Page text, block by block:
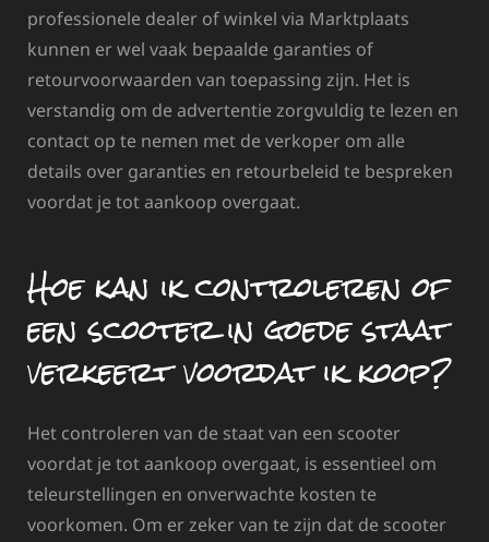
professionele dealer of winkel via Marktplaats
kunnen er wel vaak bepaalde garanties of
retourvoorwaarden van toepassing zijn. Het is
verstandig om de advertentie zorgvuldig te lezen en
contact op te nemen met de verkoper om alle
details over garanties en retourbeleid te bespreken
voordat je tot aankoop overgaat.
Hoe kan ik controleren of
een scooter in goede staat
verkeert voordat ik koop?
Het controleren van de staat van een scooter
voordat je tot aankoop overgaat, is essentieel om
teleurstellingen en onverwachte kosten te
voorkomen. Om er zeker van te zijn dat de scooter